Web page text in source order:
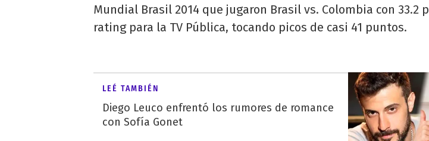
Mundial Brasil 2014 que jugaron Brasil vs. Colombia con 33.2
rating para la TV Pública, tocando picos de casi 41 puntos.
LEÉ TAMBIÉN
Diego Leuco enfrentó los rumores de romance
con Sofía Gonet